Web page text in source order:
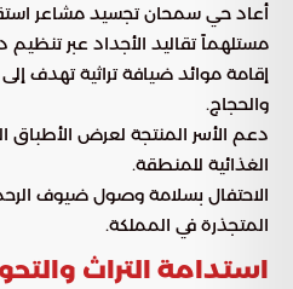
أعاد حي سمحان تجسيد مشاعر
مستلهماً تقاليد الأجداد عبر
إقامة موائد ضيافة تراثية تهدف إلى
والحجاج.
دعم الأسر المنتجة لعرض الأطباق
الغذائية للمنطقة.
الاحتفال بسلامة وصول ضيوف
المتجذرة في المملكة.
استدامة التراث